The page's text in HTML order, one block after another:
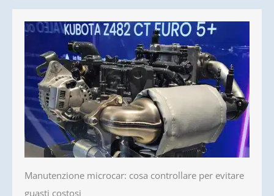
Manutenzione microcar: cosa controllare per evitare
guasti costosi